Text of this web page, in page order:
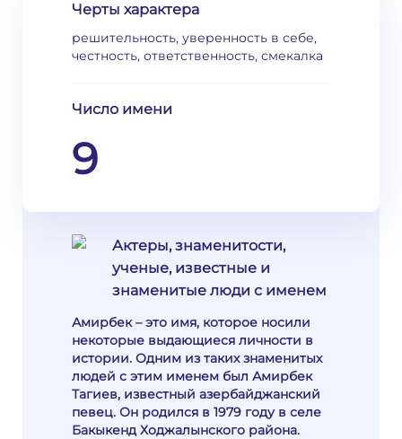
Черты характера
решительность, уверенность в себе,
честность, ответственность, смекалка
Число имени
9
Актеры, знаменитости,
ученые, известные и
знаменитые люди с именем
Амирбек – это имя, которое носили
некоторые выдающиеся личности в
истории. Одним из таких знаменитых
людей с этим именем был Амирбек
Тагиев, известный азербайджанский
певец. Он родился в 1979 году в селе
Бакыкенд Ходжалынского района.